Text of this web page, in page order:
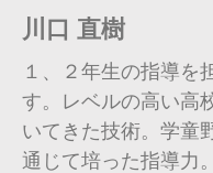
川口 直樹
１、２年生の指導を
す。レベルの高い高
いてきた技術。学童
通じて培った指導力